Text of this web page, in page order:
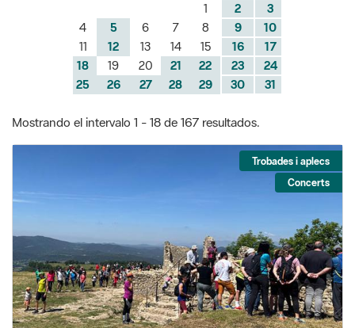
1
2
3
4
5 6 7 8 9
10
11
12 13 14 15 16
17
18
19 20 21 22 23
24
25
26 27 28 29 30 31
Mostrando el intervalo 1 - 18 de 167 resultados.
Trobades i aplecs
Concerts